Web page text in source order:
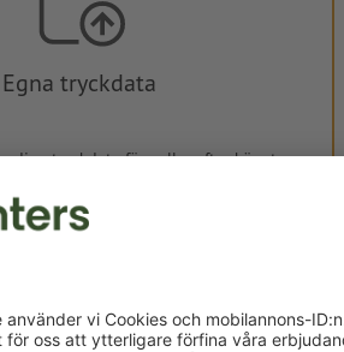
Egna tryckdata
dina tryckdata före eller efter köpet.
Ladda upp nu